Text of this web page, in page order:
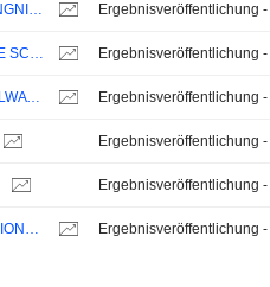
NANJING KANGNI MECHANICAL & ELECTRICAL CO.,LTD
JIANGSU BIDE SCIENCE AND TECHNOLOGY CO.,LTD.
NANJING RAILWAY NEW TECHNOLOGY CO.,LTD.
CONSTRUCCIONES Y AUXILIAR DE FERROCARRILES, S.A.